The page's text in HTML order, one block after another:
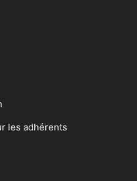
les adhérents